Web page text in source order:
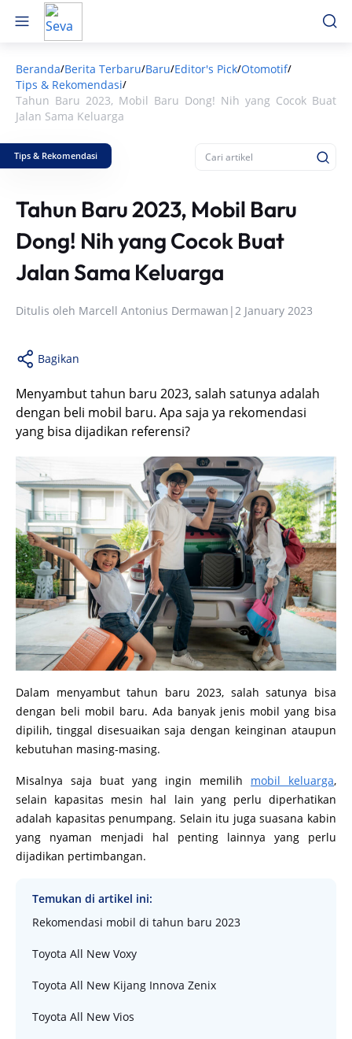
Beranda/Berita Terbaru/Baru/Editor's Pick/Otomotif/
Tips & Rekomendasi/
Tahun Baru 2023, Mobil Baru Dong! Nih yang Cocok Buat
Jalan Sama Keluarga
Tips & Rekomendasi
Tahun Baru 2023, Mobil Baru
Dong! Nih yang Cocok Buat
Jalan Sama Keluarga
Ditulis oleh Marcell Antonius Dermawan |2 January 2023
Bagikan
Menyambut tahun baru 2023, salah satunya adalah
dengan beli mobil baru. Apa saja ya rekomendasi
yang bisa dijadikan referensi?
Dalam menyambut tahun baru 2023, salah satunya bisa
dengan beli mobil baru. Ada banyak jenis mobil yang bisa
dipilih, tinggal disesuaikan saja dengan keinginan ataupun
kebutuhan masing-masing.
Misalnya saja buat yang ingin memilih mobil keluarga,
selain kapasitas mesin hal lain yang perlu diperhatikan
adalah kapasitas penumpang. Selain itu juga suasana kabin
yang nyaman menjadi hal penting lainnya yang perlu
dijadikan pertimbangan.
Temukan di artikel ini:
Rekomendasi mobil di tahun baru 2023
Toyota All New Voxy
Toyota All New Kijang Innova Zenix
Toyota All New Vios